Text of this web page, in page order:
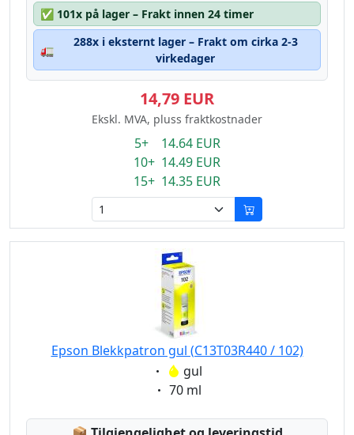
✅ 101x på lager – Frakt innen 24 timer
🚛
288x i eksternt lager – Frakt om cirka 2-3
virkedager
14,79 EUR
Ekskl. MVA, pluss fraktkostnader
5+ 14.64 EUR
10+ 14.49 EUR
15+ 14.35 EUR
Epson Blekkpatron gul (C13T03R440 / 102)
Eigenschaft:
gul
Eigenschaft:
70 ml